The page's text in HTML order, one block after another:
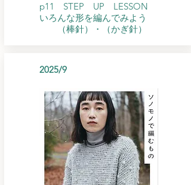
p11 STEP UP LESSON
​いろんな形を編んでみよう
（棒針）・（かぎ針）
2025/9